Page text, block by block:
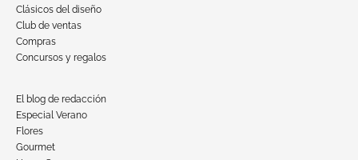
Clásicos del diseño
Club de ventas
Compras
Concursos y regalos
El blog de redacción
Especial Verano
Flores
Gourmet